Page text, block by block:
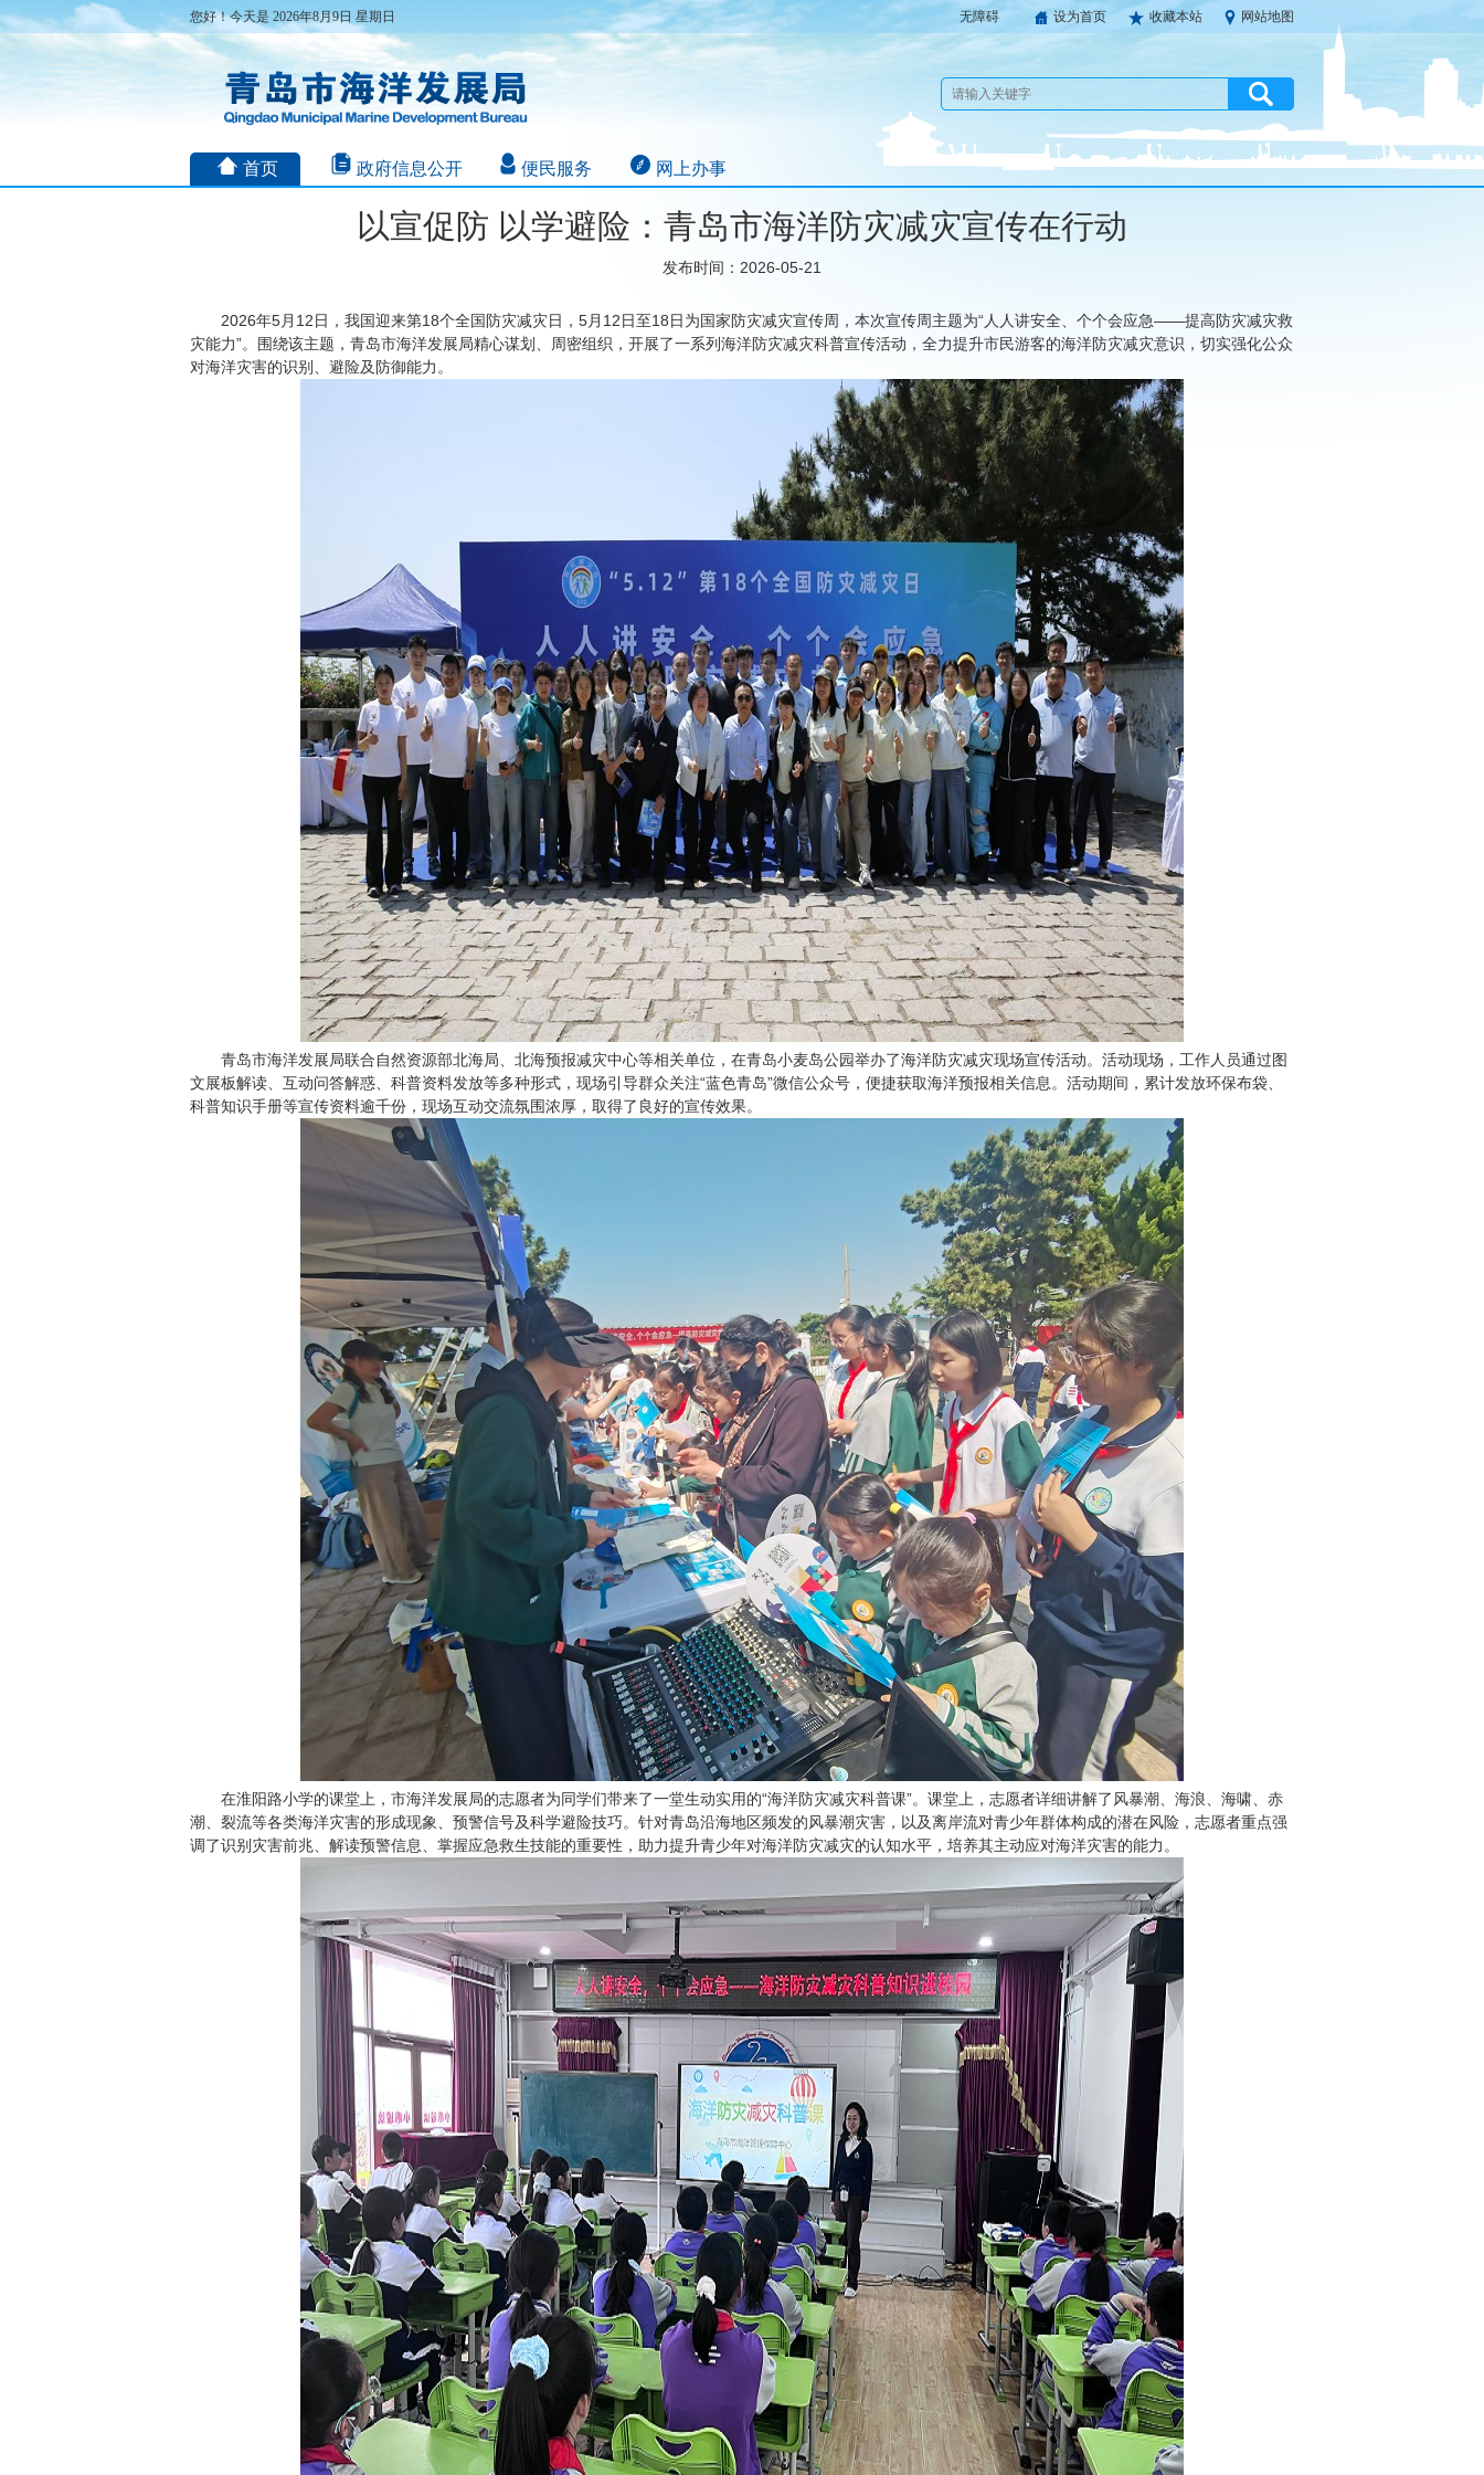
您好！今天是 2026年8月9日 星期日 无障碍 设为首页 收藏本站 网站地图
首页 政府信息公开 便民服务 网上办事
以宣促防 以学避险：青岛市海洋防灾减灾宣传在行动
发布时间：2026-05-21
2026年5月12日，我国迎来第18个全国防灾减灾日，5月12日至18日为国家防灾减灾宣传周，本次宣传周主题为“人人讲安全、个个会应急——提高防灾减灾救
灾能力”。围绕该主题，青岛市海洋发展局精心谋划、周密组织，开展了一系列海洋防灾减灾科普宣传活动，全力提升市民游客的海洋防灾减灾意识，切实强化公众
对海洋灾害的识别、避险及防御能力。
青岛市海洋发展局联合自然资源部北海局、北海预报减灾中心等相关单位，在青岛小麦岛公园举办了海洋防灾减灾现场宣传活动。活动现场，工作人员通过图
文展板解读、互动问答解惑、科普资料发放等多种形式，现场引导群众关注“蓝色青岛”微信公众号，便捷获取海洋预报相关信息。活动期间，累计发放环保布袋、
科普知识手册等宣传资料逾千份，现场互动交流氛围浓厚，取得了良好的宣传效果。
在淮阳路小学的课堂上，市海洋发展局的志愿者为同学们带来了一堂生动实用的“海洋防灾减灾科普课”。课堂上，志愿者详细讲解了风暴潮、海浪、海啸、赤
潮、裂流等各类海洋灾害的形成现象、预警信号及科学避险技巧。针对青岛沿海地区频发的风暴潮灾害，以及离岸流对青少年群体构成的潜在风险，志愿者重点强
调了识别灾害前兆、解读预警信息、掌握应急救生技能的重要性，助力提升青少年对海洋防灾减灾的认知水平，培养其主动应对海洋灾害的能力。